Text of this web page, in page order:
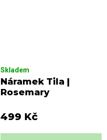
Náramek Tila |
Rosemary
Skladem
499 Kč